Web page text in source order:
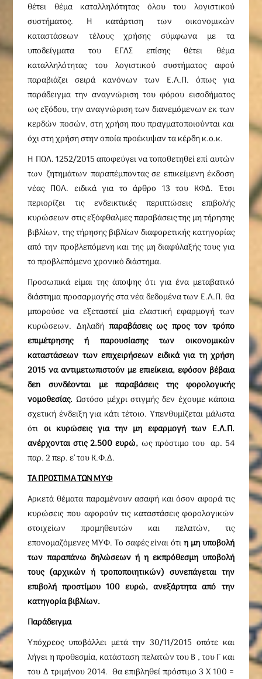
θέτει θέμα καταλληλότητας όλου του λογιστικού
συστήματος. Η κατάρτιση των οικονομικών
καταστάσεων τέλους χρήσης σύμφωνα με τα
υποδείγματα του ΕΓΛΣ επίσης θέτει θέμα
καταλληλότητας του λογιστικού συστήματος αφού
παραβιάζει σειρά κανόνων των Ε.Λ.Π. όπως για
παράδειγμα την αναγνώριση του φόρου εισοδήματος
ως εξόδου, την αναγνώριση των διανεμόμενων εκ των
κερδών ποσών, στη χρήση που πραγματοποιούνται και
όχι στη χρήση στην οποία προέκυψαν τα κέρδη κ.ο.κ.
Η ΠΟΛ. 1252/2015 αποφεύγει να τοποθετηθεί επί αυτών
των ζητημάτων παραπέμποντας σε επικείμενη έκδοση
νέας ΠΟΛ. ειδικά για το άρθρο 13 του ΚΦΔ. Έτσι
περιορίζει τις ενδεικτικές περιπτώσεις επιβολής
κυρώσεων στις εξόφθαλμες παραβάσεις της μη τήρησης
βιβλίων, της τήρησης βιβλίων διαφορετικής κατηγορίας
από την προβλεπόμενη και της μη διαφύλαξής τους για
το προβλεπόμενο χρονικό διάστημα.
Προσωπικά είμαι της άποψης ότι για ένα μεταβατικό
διάστημα προσαρμογής στα νέα δεδομένα των Ε.Λ.Π. θα
μπορούσε να εξεταστεί μία ελαστική εφαρμογή των
κυρώσεων. Δηλαδήπαραβάσεις ως προς τον τρόπο
επιμέτρησης ή παρουσίασης των οικονομικών
καταστάσεων των επιχειρήσεων ειδικά για τη χρήση
2015 να αντιμετωπιστούν με επιείκεια, εφόσον βέβαια
δεn συνδέονται με παραβάσεις της φορολογικής
νομοθεσίας. Ωστόσο μέχρι στιγμής δεν έχουμε κάποια
σχετική ένδειξη για κάτι τέτοιο. Υπενθυμίζεται μάλιστα
ότι οι κυρώσεις για την μη εφαρμογή των Ε.Λ.Π.
ανέρχονται στις 2.500 ευρώ, ως πρόστιμο του αρ. 54
παρ. 2 περ. ε’ του Κ.Φ.Δ.
ΤΑ ΠΡΟΣΤΙΜΑ ΤΩΝ ΜΥΦ
Αρκετά θέματα παραμένουν ασαφή και όσον αφορά τις
κυρώσεις που αφορούν τις καταστάσεις φορολογικών
στοιχείων προμηθευτών και πελατών, τις
επονομαζόμενες ΜΥΦ. Το σαφές είναι ότιη μη υποβολή
των παραπάνω δηλώσεων ή η εκπρόθεσμη υποβολή
τους (αρχικών ή τροποποιητικών) συνεπάγεται την
επιβολή προστίμου 100 ευρώ, ανεξάρτητα από την
κατηγορία βιβλίων.
Παράδειγμα
Υπόχρεος υποβάλλει μετά την 30/11/2015 οπότε και
λήγει η προθεσμία, κατάσταση πελατών του Β , του Γ και
του Δ τριμήνου 2014. Θα επιβληθεί πρόστιμο 3 Χ 100 =